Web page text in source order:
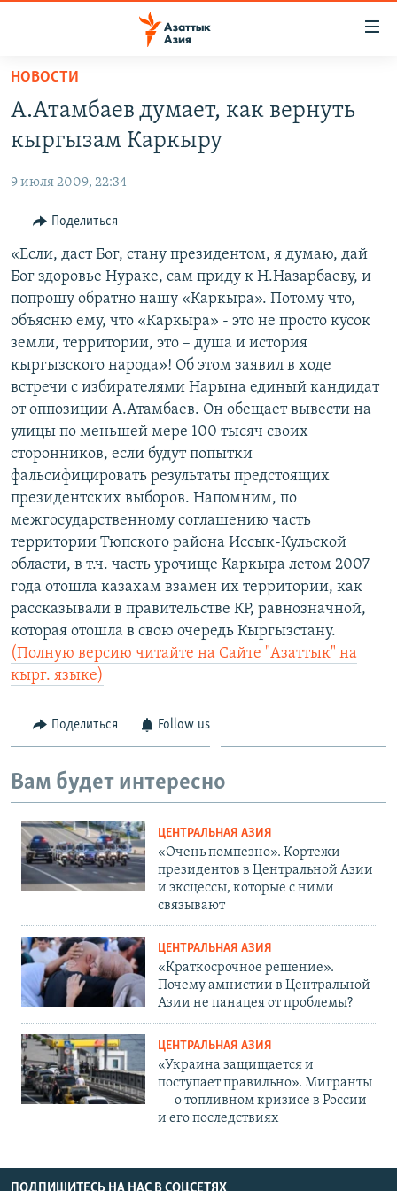
Вернуться
основному
содержанию
Вернутся
навигации
Вернутся
поиску
ЦЕНТРАЛЬНАЯ АЗИЯ
УЗБЕКИСТАН
ТАДЖИКИСТАН
ВОЙНА В УКРАИНЕ
НА ДРУГИХ ЯЗЫКАХ
ҚАЗАҚША
КЫРГЫЗЧА
ЎЗБЕКЧА
ТОҶИКӢ
TÜRKMENÇE
Все сайты РСЕ/РС
НОВОСТИ
А.Атамбаев думает, как вернуть
кыргызам Каркыру
9 июля 2009, 22:34
Поделиться
«Если, даст Бог, стану президентом, я думаю, дай
Бог здоровье Нураке, сам приду к Н.Назарбаеву, и
попрошу обратно нашу «Каркыра». Потому что,
объясню ему, что «Каркыра» - это не просто кусок
земли, территории, это – душа и история
кыргызского народа»! Об этом заявил в ходе
встречи с избирателями Нарына единый кандидат
от оппозиции А.Атамбаев. Он обещает вывести на
улицы по меньшей мере 100 тысяч своих
сторонников, если будут попытки
фальсифицировать результаты предстоящих
президентских выборов. Напомним, по
межгосударственному соглашению часть
территории Тюпского района Иссык-Кульской
области, в т.ч. часть урочище Каркыра летом 2007
года отошла казахам взамен их территории, как
рассказывали в правительстве КР, равнозначной,
которая отошла в свою очередь Кыргызстану.
(Полную версию читайте на Сайте "Азаттык" на
кырг. языке)
Поделиться Follow us
Вам будет интересно
ЦЕНТРАЛЬНАЯ АЗИЯ
«Очень помпезно». Кортежи
президентов в Центральной Азии
и эксцессы, которые с ними
связывают
ЦЕНТРАЛЬНАЯ АЗИЯ
«Краткосрочное решение».
Почему амнистии в Центральной
Азии не панацея от проблемы?
ЦЕНТРАЛЬНАЯ АЗИЯ
«Украина защищается и
поступает правильно». Мигранты
— о топливном кризисе в России
и его последствиях